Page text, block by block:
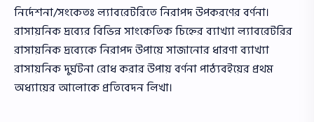
নির্দেশনা/সংকেতঃ ল্যাবরেটরিতে নিরাপদ উপকরণের বর্ণনা।
রাসায়নিক দ্রব্যের বিভিন্ন সাংকেতিক চিহ্নের ব্যাখ্যা ল্যাবরেটরির
রাসায়নিক দ্রব্যেকে নিরাপদ উপায়ে সাজানাের ধারণা ব্যাখ্যা
রাসায়নিক দুর্ঘটনা রােধ করার উপায় বর্ণনা পাঠ্যবইয়ের প্রথম
অধ্যায়ের আলােকে প্রতিবেদন লিখা।